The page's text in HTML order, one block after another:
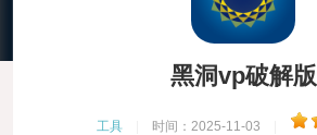
黑洞vp破解版
工具 时间：2025-11-03